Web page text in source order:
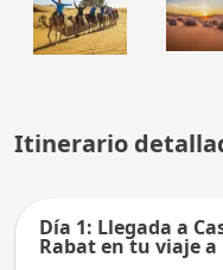
Itinerario
Día 1: Llegada a
Rabat en tu viaje